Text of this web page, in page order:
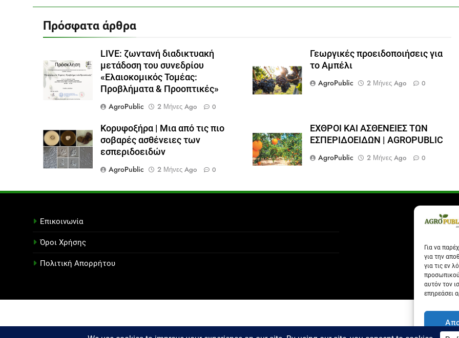
Για να
για την
για τις εν
αυτόν τον
επηρεάσει
Πρόσφατα άρθρα
LIVE: ζωντανή διαδικτυακή
μετάδοση του συνεδρίου
«Ελαιοκομικός Τομέας:
Προβλήματα & Προοπτικές»
AgroPublic
2 Μήνες Ago 0
Γεωργικές προειδοποιήσεις για
το Αμπέλι
AgroPublic
2 Μήνες Ago 0
Κορυφοξήρα | Μια από τις πιο
σοβαρές ασθένειες των
εσπεριδοειδών
AgroPublic
2 Μήνες Ago 0
ΕΧΘΡΟΙ ΚΑΙ ΑΣΘΕΝΕΙΕΣ ΤΩΝ
ΕΣΠΕΡΙΔΟΕΙΔΩΝ | AGROPUBLIC
AgroPublic
2 Μήνες Ago 0
Επικοινωνία
Όροι Χρήσης
Πολιτική Απορρήτου
Πολιτική